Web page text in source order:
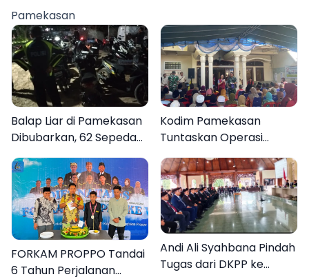
Rakyat
Pamekasan
Balap Liar di Pamekasan
Dibubarkan, 62 Sepeda
Motor Diamankan
Kodim Pamekasan
Tuntaskan Operasi
Katarak Gratis, 160
Warga Kembali Melihat
Lebih Jelas
FORKAM PROPPO Tandai
6 Tahun Perjalanan
Andi Ali Syahbana Pindah
Tugas dari DKPP ke